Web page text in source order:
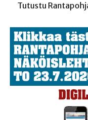
Tutustu